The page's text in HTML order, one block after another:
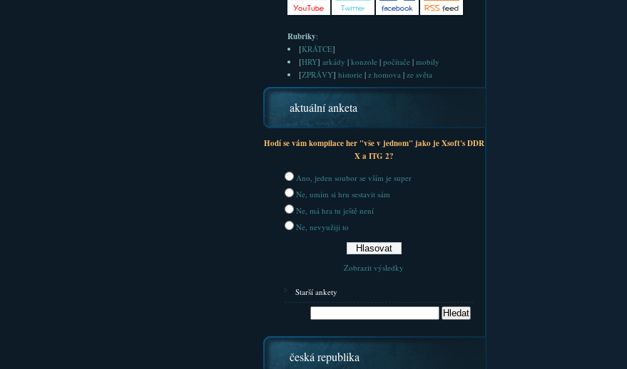
Rubriky:
[KRÁTCE]
[HRY] arkády | konzole| počítače| mobily
[ZPRÁVY] historie| z homova| ze světa
aktuální anketa
Hodí se vám kompilace her "vše v jednom" jako je Xsoft's DDR
X a ITG 2?
Ano, jeden soubor se vším je super
Ne, umím si hru sestavit sám
Ne, má hra tu ještě není
Ne, nevyužiji to
Zobrazit výsledky
Starší ankety
česká republika